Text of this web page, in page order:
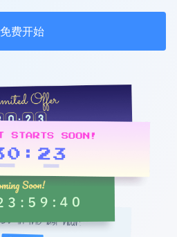
免费开始